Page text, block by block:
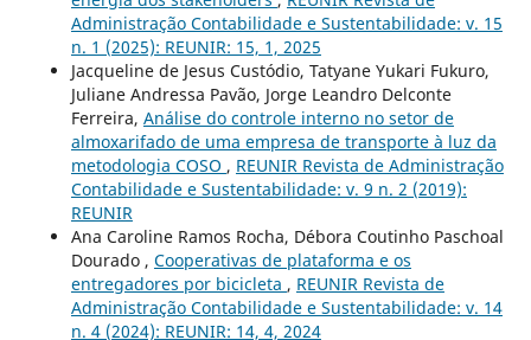
Administração Contabilidade e Sustentabilidade: v. 15
n. 1 (2025): REUNIR: 15, 1, 2025
Jacqueline de Jesus Custódio, Tatyane Yukari Fukuro,
Juliane Andressa Pavão, Jorge Leandro Delconte
Ferreira, Análise do controle interno no setor de
almoxarifado de uma empresa de transporte à luz da
metodologia COSO , REUNIR Revista de Administração
Contabilidade e Sustentabilidade: v. 9 n. 2 (2019):
REUNIR
Ana Caroline Ramos Rocha, Débora Coutinho Paschoal
Dourado , Cooperativas de plataforma e os
entregadores por bicicleta , REUNIR Revista de
Administração Contabilidade e Sustentabilidade: v. 14
n. 4 (2024): REUNIR: 14, 4, 2024